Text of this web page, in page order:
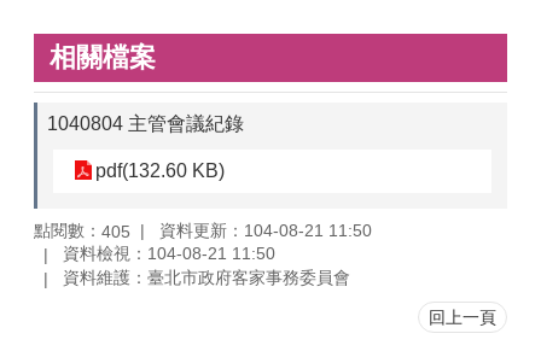
相關檔案
1040804 主管會議紀錄
pdf(132.60 KB)
點閱數： 405
資料更新：104-08-21 11:50
資料檢視：104-08-21 11:50
資料維護：臺北市政府客家事務委員會
回上一頁